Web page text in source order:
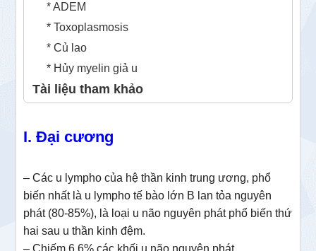
* ADEM
* Toxoplasmosis
* Củ lao
* Hủy myelin giả u
Tài liệu tham khảo
I. Đại cương
– Các u lympho của hệ thần kinh trung ương, phổ
biến nhất là u lympho tế bào lớn B lan tỏa nguyên
phát (80-85%), là loại u não nguyên phát phổ biến thứ
hai sau u thần kinh đệm.
– Chiếm 6,6% các khối u não nguyên phát.